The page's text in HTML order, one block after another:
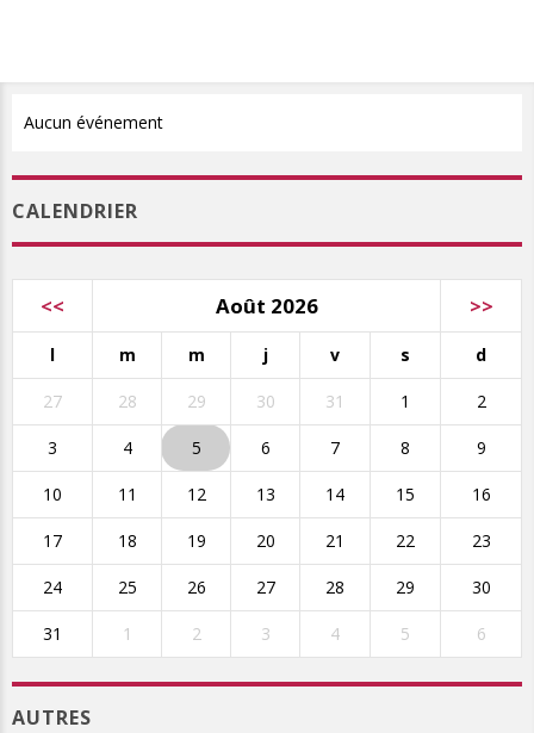
Aucun événement
CALENDRIER
<< Août 2026 >>
l m m j v s d
27 28 29 30 31 1 2
3 4 5 6 7 8 9
10 11 12 13 14 15 16
17 18 19 20 21 22 23
24 25 26 27 28 29 30
31 1 2 3 4 5 6
AUTRES